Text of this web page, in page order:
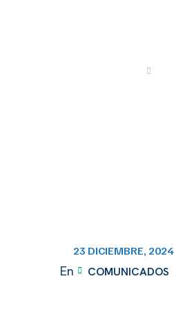
23 DICIEMBRE, 2024
En COMUNICADOS